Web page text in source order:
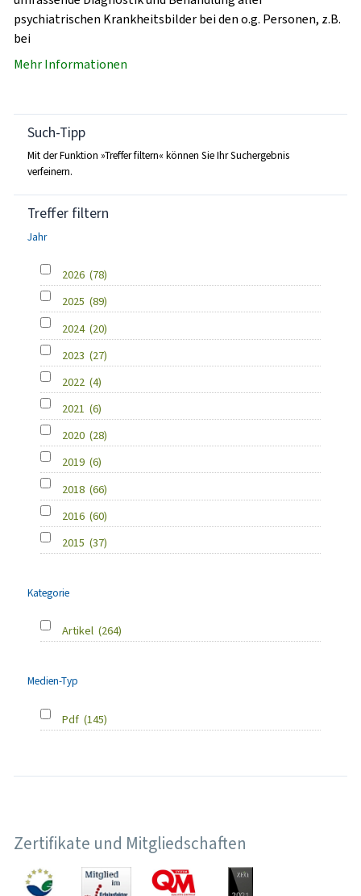
psychiatrischen Krankheitsbilder bei den o.g. Personen, z.B.
bei
Mehr Informationen
Such-Tipp
Mit der Funktion »Treffer filtern« können Sie Ihr Suchergebnis
verfeinern.
Treffer filtern
Jahr
2026 (78)
2025 (89)
2024 (20)
2023 (27)
2022 (4)
2021 (6)
2020 (28)
2019 (6)
2018 (66)
2016 (60)
2015 (37)
Kategorie
Artikel (264)
Medien-Typ
Pdf (145)
Zertifikate und Mitgliedschaften